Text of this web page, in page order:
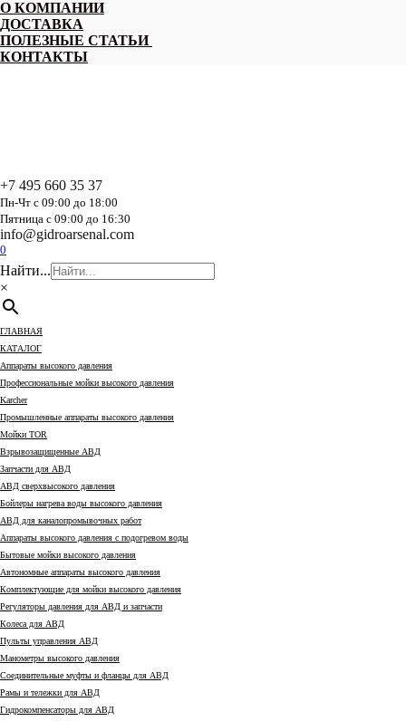
Перейти
к
содержанию
О КОМПАНИИ
ДОСТАВКА
ПОЛЕЗНЫЕ СТАТЬИ
КОНТАКТЫ
+7 495 660 35 37
Пн-Чт с 09:00 до 18:00
Пятница с 09:00 до 16:30
info@gidroarsenal.com
0
Найти...
×
ГЛАВНАЯ
КАТАЛОГ
Аппараты высокого давления
Профессиональные мойки высокого давления
Karcher
Промышленные аппараты высокого давления
Мойки TOR
Взрывозащищенные АВД
Запчасти для АВД
АВД сверхвысокого давления
Бойлеры нагрева воды высокого давления
АВД для каналопромывочных работ
Аппараты высокого давления с подогревом воды
Бытовые мойки высокого давления
Автономные аппараты высокого давления
Комплектующие для мойки высокого давления
Регуляторы давления для АВД и запчасти
Колеса для АВД
Пульты управления АВД
Манометры высокого давления
Соединительные муфты и фланцы для АВД
Рамы и тележки для АВД
Гидрокомпенсаторы для АВД